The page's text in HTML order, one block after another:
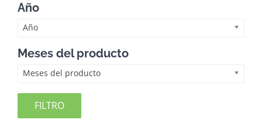
Año
Año
Meses del producto
Meses del producto
FILTRO